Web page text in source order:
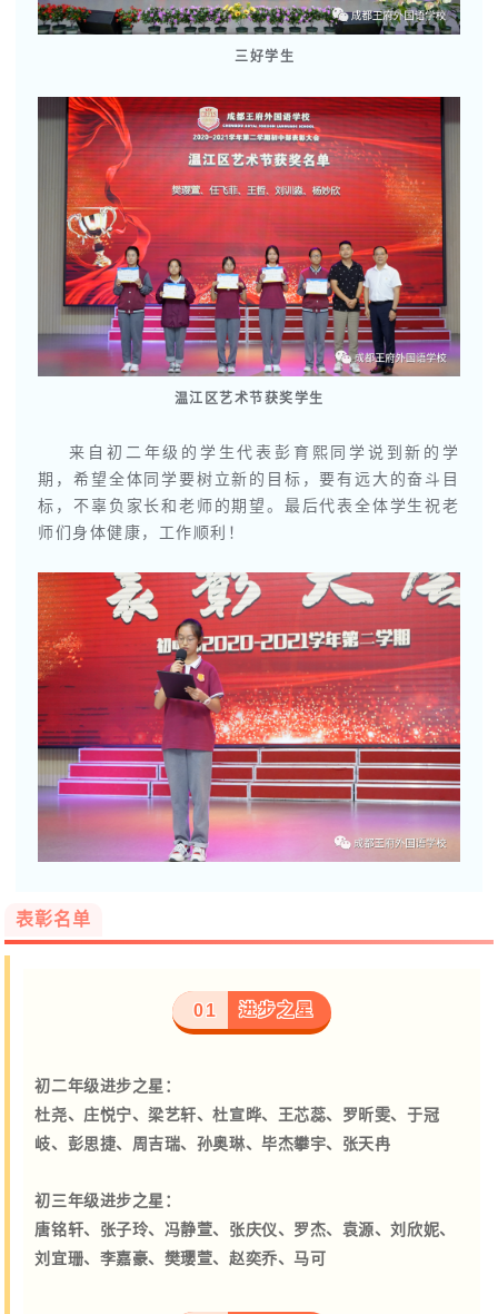
三好学生
温江区艺术节获奖学生
来自初二年级的学生代表彭育熙同学说到新的学
期，希望全体同学要树立新的目标，要有远大的奋斗目
标，不辜负家长和老师的期望。最后代表全体学生祝老
师们身体健康，工作顺利！
表彰名单
01 进步之星
初二年级进步之星：
杜尧、庄悦宁、梁艺轩、杜宣晔、王芯蕊、罗昕雯、于冠
岐、 彭思捷、周吉瑞、孙奥琳、毕杰攀宇、张天冉
初三年级进步之星：
唐铭轩、张子玲、冯静萱、张庆仪、罗杰、袁源、刘欣妮、
刘宜珊、李嘉豪、樊璎萱、赵奕乔、马可